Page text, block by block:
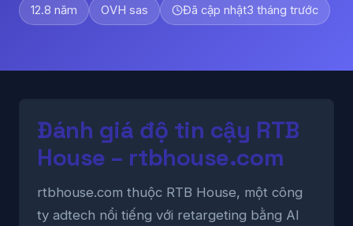
12.8 năm OVH sas Đã cập nhật3 tháng trước
Đánh giá độ tin cậy RTB
House – rtbhouse.com
rtbhouse.com thuộc RTB House, một công
ty adtech nổi tiếng với retargeting bằng AI